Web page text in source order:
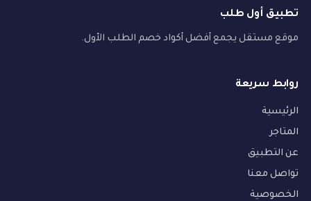
تطبيق أول طلب
موقع مستقل يجمع أفضل أكواد خصم الطلب الأول.
روابط سريعة
الرئيسية
المتاجر
عن التطبيق
تواصل معنا
الخصوصية